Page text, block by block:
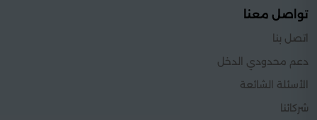
تواصل معنا
اتصل بنا
دعم محدودي الدخل
الأسئلة الشائعة
شركائنا